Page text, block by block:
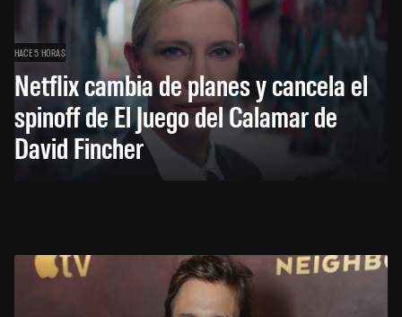
HACE 5 HORAS
Netflix cambia de planes y cancela el
spinoff de El Juego del Calamar de
David Fincher